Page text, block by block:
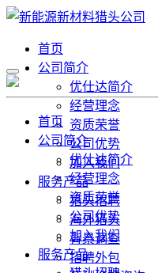
首页
公司简介
优仕达简介
经营理念
资质荣誉
公司优势
加入我们
服务产品
猎头招聘
海外猎头
背景调查
招聘外包
首页
公司简介
优仕达简介
经营理念
资质荣誉
公司优势
加入我们
服务产品